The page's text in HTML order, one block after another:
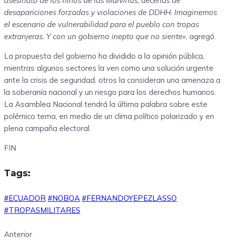
desapariciones forzadas y violaciones de DDHH. Imaginemos
el escenario de vulnerabilidad para el pueblo con tropas
extranjeras. Y con un gobierno inepto que no siente», agregó.
La propuesta del gobierno ha dividido a la opinión pública,
mientras algunos sectores la ven como una solución urgente
ante la crisis de seguridad, otros la consideran una amenaza a
la soberanía nacional y un riesgo para los derechos humanos.
La Asamblea Nacional tendrá la última palabra sobre este
polémico tema, en medio de un clima político polarizado y en
plena campaña electoral.
FIN
Tags:
#ECUADOR #NOBOA #FERNANDOYEPEZLASSO
#TROPASMILITARES
Anterior